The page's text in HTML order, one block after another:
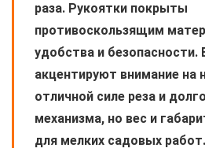
раза. Рукоятки покрыты
противоскользящим
удобства и безопасности.
акцентируют внимание на
отличной силе реза и
механизма, но вес и
для мелких садовых работ.